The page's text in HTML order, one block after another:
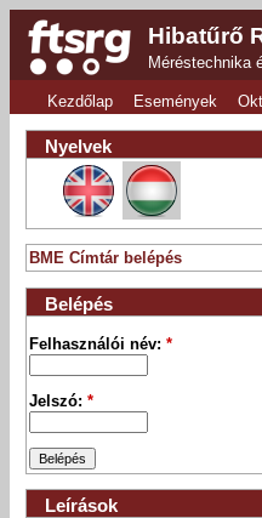
Hibatűrő
Méréstechnika
Kezdőlap Események
Nyelvek
BME Címtár belépés
Belépés
Felhasználói név:*
Jelszó:*
Leírások